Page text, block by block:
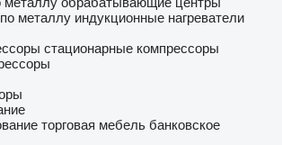
металлу индукционные нагреватели
стационарные компрессоры
торговая мебель банковское